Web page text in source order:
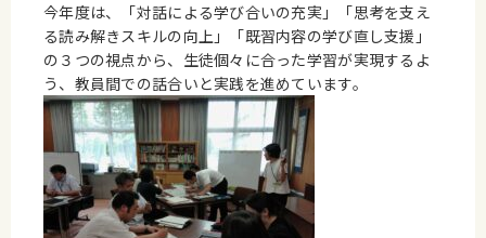
今年度は、「対話による学び合いの充実」「思考を支え
る読み解きスキルの向上」「既習内容の学び直し支援」
の３つの視点から、生徒個々に合った学習が実現するよ
う、教員間での話合いと実践を進めています。